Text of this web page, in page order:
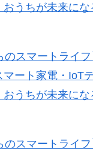
うちが未来にな
のスマートライ
マート家電・IoT
うちが未来にな
のスマートライ